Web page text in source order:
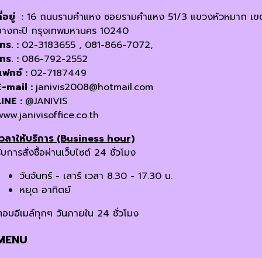
อยู่ : 16 ถนนรามคำแหง ซอยรามคำแหง 51/3 แขวงหัวหมาก เ
งกะปิ กรุงเทพมหานคร 10240
ร. : 02-3183655 , 081-866-7072,
ร. : 086-792-2552
กซ์ : 02-7187449
mail : janivis2008@hotmail.com
: @JANIVIS
ลาให้บริการ (Business hour)
การสั่งซื้อผ่านเว็บไซต์ 24 ชั่วโมง
วันจันทร์ - เสาร์ เวลา 8.30 - 17.30 น.
หยุด อาทิตย์
บอีเมล์ทุกๆ วันภายใน 24 ชั่วโมง